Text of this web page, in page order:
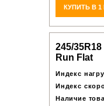
КУПИТЬ В 1
245/35R18
Run Flat
Индекс
Индекс
Наличие